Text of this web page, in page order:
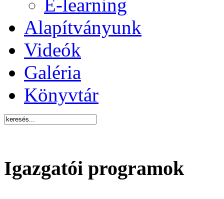
E-learning
Alapítványunk
Videók
Galéria
Könyvtár
Igazgatói programok